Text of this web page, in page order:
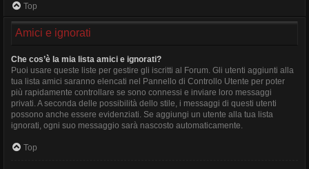
Top
Amici e ignorati
Che cos’è la mia lista amici e ignorati?
Puoi usare queste liste per gestire gli iscritti al Forum. Gli utenti aggiunti alla
tua lista amici saranno elencati nel Pannello di Controllo Utente per poter
più rapidamente controllare se sono connessi e inviare loro messaggi
privati. A seconda delle possibilità dello stile, i messaggi di questi utenti
possono anche essere evidenziati. Se aggiungi un utente alla tua lista
ignorati, ogni suo messaggio sarà nascosto automaticamente.
Top